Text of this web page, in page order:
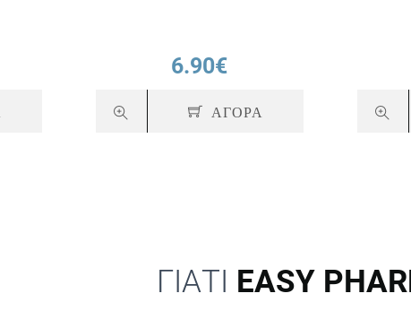
6.90€
ΑΓΟΡΑ
ΓΙΑΤΙ EASY